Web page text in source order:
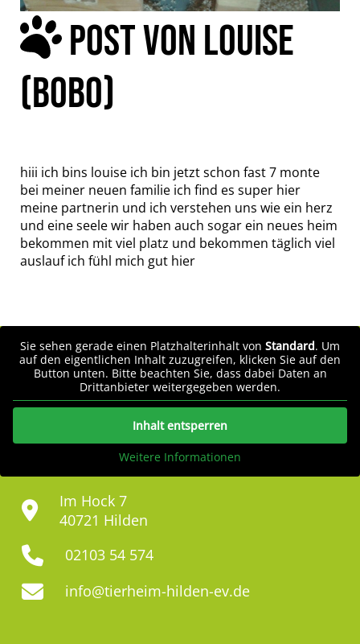
POST VON LOUISE
(BOBO)
hiii ich bins louise ich bin jetzt schon fast 7 monte
bei meiner neuen familie ich find es super hier
meine partnerin und ich verstehen uns wie ein herz
und eine seele wir haben auch sogar ein neues heim
bekommen mit viel platz und bekommen täglich viel
auslauf ich fühl mich gut hier
Sie sehen gerade einen Platzhalterinhalt von Standard. Um
auf den eigentlichen Inhalt zuzugreifen, klicken Sie auf den
Button unten. Bitte beachten Sie, dass dabei Daten an
Drittanbieter weitergegeben werden.
Inhalt entsperren
Weitere Informationen
Im Hock 7
40721 Hilden
02103 54 574
info@tierheim-hilden-ev.de